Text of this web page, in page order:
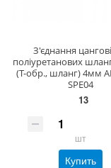
З'єднання
поліуретанових
(Т-обр., шланг) 4мм
SPE04
13
шт
Купить